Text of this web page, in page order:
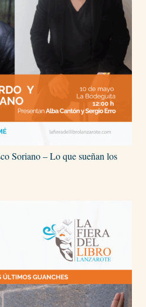
Soriano – Lo que sueñan los